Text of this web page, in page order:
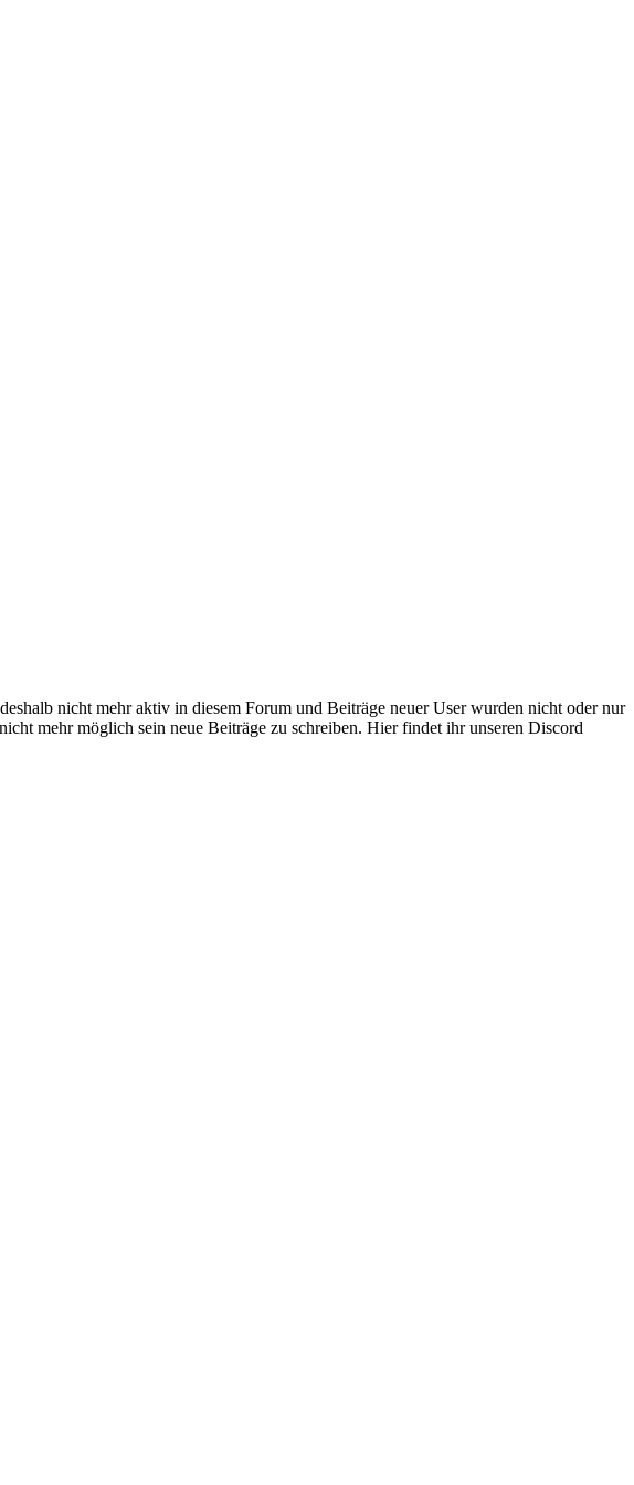
nicht mehr aktiv in diesem Forum und Beiträge neuer User wurden nicht oder nur
mehr möglich sein neue Beiträge zu schreiben. Hier findet ihr unseren Discord